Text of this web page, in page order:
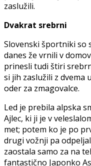
zaslužili.
Dvakrat srebrni
Slovenski športniki so
danes že vrnili v
prinesli tudi štiri
si jih zaslužili z dvema
oder za zmagovalce.
Led je prebila alpska
Ajlec, ki ji je v
met; potem ko je po
drugi vožnji pa
zaostala samo za na
fantastično Japonko